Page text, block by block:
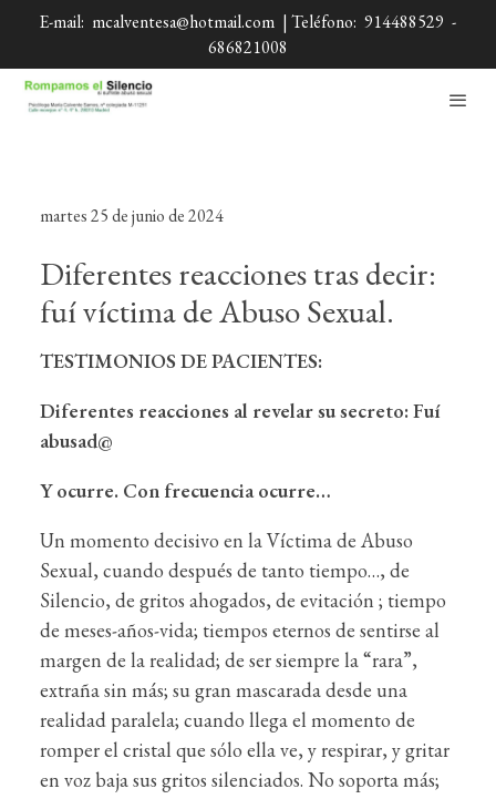
E-mail: mcalventesa@hotmail.com | Teléfono: 914488529 -
686821008
martes 25 de junio de 2024
Diferentes reacciones tras decir:
fuí víctima de Abuso Sexual.
TESTIMONIOS DE PACIENTES:
Diferentes reacciones al revelar su secreto: Fuí
abusad@
Y ocurre. Con frecuencia ocurre…
Un momento decisivo en la Víctima de Abuso
Sexual, cuando después de tanto tiempo…, de
Silencio, de gritos ahogados, de evitación ; tiempo
de meses-años-vida; tiempos eternos de sentirse al
margen de la realidad; de ser siempre la “rara”,
extraña sin más; su gran mascarada desde una
realidad paralela; cuando llega el momento de
romper el cristal que sólo ella ve, y respirar, y gritar
en voz baja sus gritos silenciados. No soporta más;